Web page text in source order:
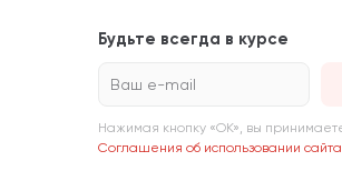
Будьте всегда в курсе
Ваш e-mail
Нажимая кнопку «ОК», вы
Соглашения об использовании сайта